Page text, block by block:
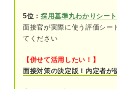
5位： 採用基準丸わかりシート
面接官が実際に使う評価シー
てください
【併せて活用したい！】
面接対策の決定版！内定者が